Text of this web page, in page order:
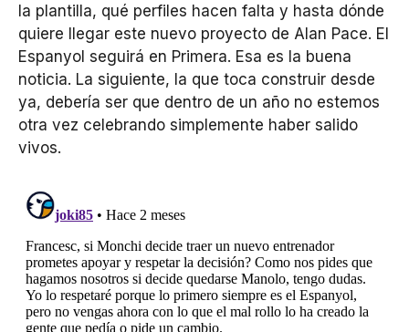
la plantilla, qué perfiles hacen falta y hasta dónde
quiere llegar este nuevo proyecto de Alan Pace. El
Espanyol seguirá en Primera. Esa es la buena
noticia. La siguiente, la que toca construir desde
ya, debería ser que dentro de un año no estemos
otra vez celebrando simplemente haber salido
vivos.